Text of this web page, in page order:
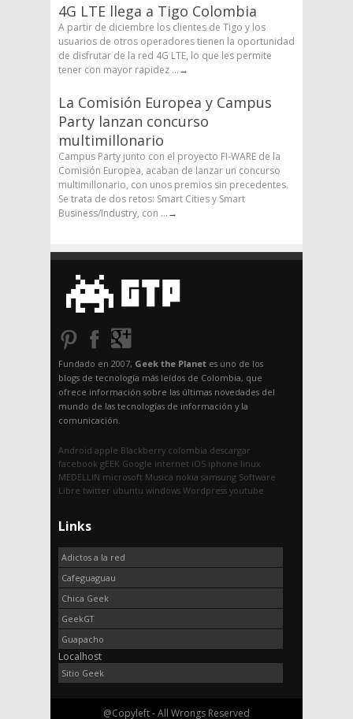
4G LTE llega a Tigo Colombia
A partir de diciembre los clientes de Tigo y los
usuarios de otros operadores tienen la oportunidad
de disfrutar de la red 4G LTE, lo que les permite
tener con mayor rapidez ...→
La Comisión Europea y Campus
Party lanzan concurso
multimillonario
Campus Party junto con el proyecto FI-WARE de la
Comisión Europea, acaban de lanzar un concurso
multimillonario, con unos premios sin precedentes.
Se trata de dos retos: Smart Cities y Smart
Business/Industry, con ...→
Fundado en 2007, Geek the Planet es uno de los
blogs de tecnología más leídos de Colombia, que
ofrece información sobre las últimas novedades del
mundo de las tecnologías de información y la
comunicación.
Android apple Blackberry colombia descargar
facebook gEEK Google internet iOS iphone linux
MEDELLIN microsoft Musica nokia samsung Software
Libre twitter ubuntu windows Wordpress youtube
Links
Adictos a la red
Cafeguaguau
Chica Geek
GeekGT
Guapacho
Localhost
Sitio Geek
@Copyleft - All Wrongs Reserved